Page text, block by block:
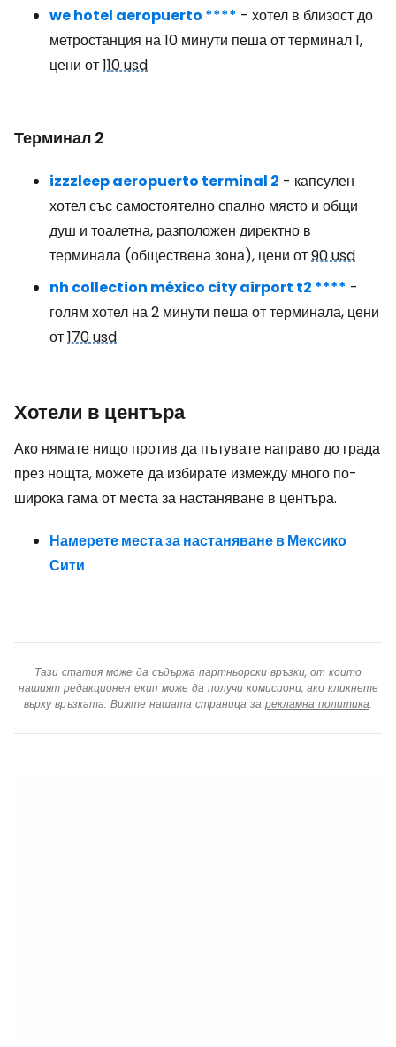
we hotel aeropuerto **** - хотел в близост до
метростанция на 10 минути пеша от терминал 1,
цени от110 usd
Терминал 2
izzzleep aeropuerto terminal 2 - капсулен
хотел със самостоятелно спално място и общи
душ и тоалетна, разположен директно в
терминала (обществена зона), цени от90 usd
nh collection méxico city airport t2 **** -
голям хотел на 2 минути пеша от терминала, цени
от170 usd
Хотели в центъра
Ако нямате нищо против да пътувате направо до града
през нощта, можете да избирате измежду много по-
широка гама от места за настаняване в центъра.
Намерете места за настаняване в Мексико
Сити
Тази статия може да съдържа партньорски връзки, от които
нашият редакционен екип може да получи комисиони, ако кликнете
върху връзката. Вижте нашата страница за рекламна политика.